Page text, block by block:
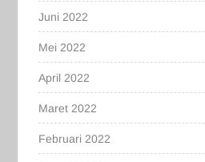
Juni 2022
Mei 2022
April 2022
Maret 2022
Februari 2022